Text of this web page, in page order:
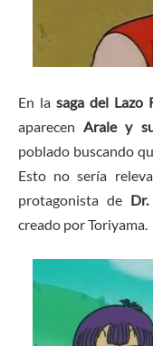
En la saga del Lazo
aparecen Arale y
poblado buscando
Esto no sería
protagonista deDr.
creado por Toriyama.